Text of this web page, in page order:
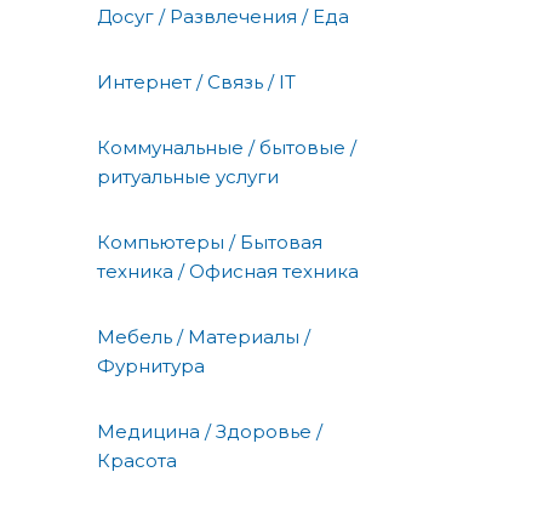
Досуг / Развлечения / Еда
Интернет / Связь / IT
Коммунальные / бытовые /
ритуальные услуги
Компьютеры / Бытовая
техника / Офисная техника
Мебель / Материалы /
Фурнитура
Медицина / Здоровье /
Красота